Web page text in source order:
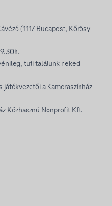
(1117 Budapest, Kőrösy
tuti találunk neked
játékvezetői a Kameraszínház
Közhasznú Nonprofit Kft.